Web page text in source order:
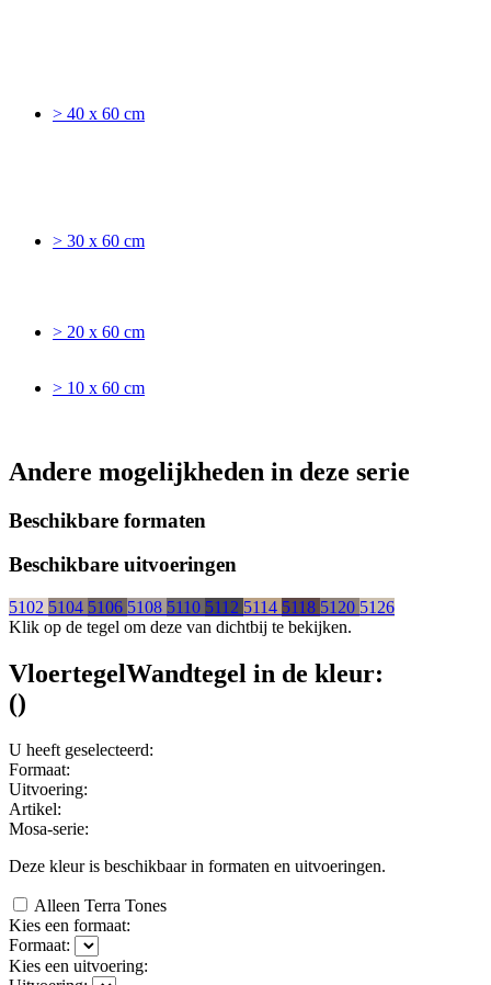
> 40 x 60 cm
> 30 x 60 cm
> 20 x 60 cm
> 10 x 60 cm
Andere mogelijkheden in deze serie
Beschikbare formaten
Beschikbare uitvoeringen
5102 5104 5106 5108 5110 5112 5114 5118 5120 5126
Klik op de tegel om deze van dichtbij te bekijken.
VloertegelWandtegel in de kleur:
()
U heeft geselecteerd:
Formaat:
Uitvoering:
Artikel:
Mosa-serie:
Deze kleur is beschikbaar in formaten en uitvoeringen.
Alleen Terra Tones
Kies een formaat:
Formaat:
Kies een uitvoering: